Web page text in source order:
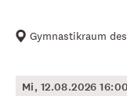
Gymnastikraum
Mi, 12.08.2026 16:00